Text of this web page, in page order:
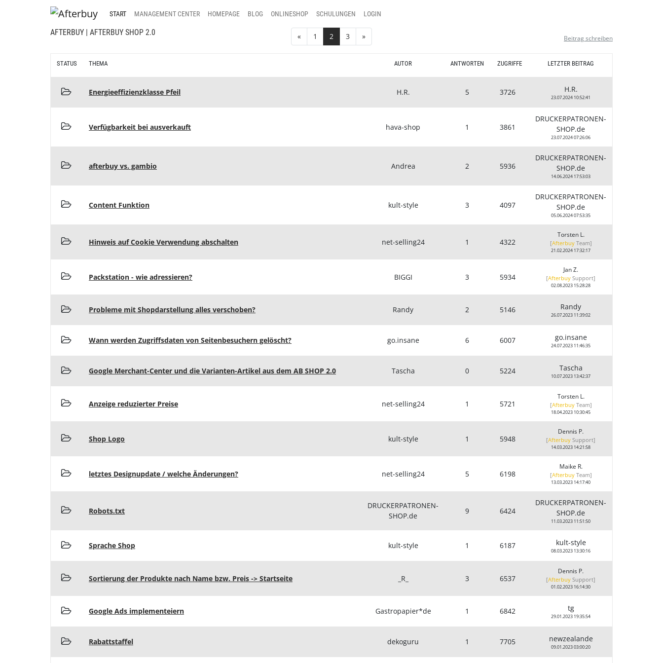
START MANAGEMENT CENTER HOMEPAGE BLOG ONLINESHOP SCHULUNGEN LOGIN
AFTERBUY | AFTERBUY SHOP 2.0 « 1 2 3 » Beitrag schreiben
STATUS THEMA AUTOR ANTWORTEN ZUGRIFFE LETZTER BEITRAG
Energieeffizienzklasse Pfeil H.R. 5 3726 H.R.
23.07.2024 10:52:41
Verfügbarkeit bei ausverkauft hava-shop 1 3861
DRUCKERPATRONEN-
SHOP.de
23.07.2024 07:26:06
afterbuy vs. gambio Andrea 2 5936
DRUCKERPATRONEN-
SHOP.de
14.06.2024 17:53:03
Content Funktion kult-style 3 4097
DRUCKERPATRONEN-
SHOP.de
05.06.2024 07:53:35
Hinweis auf Cookie Verwendung abschalten net-selling24 1 4322
Torsten L.
[Afterbuy Team]
21.02.2024 17:32:17
Packstation - wie adressieren? BIGGI 3 5934
Jan Z.
[Afterbuy Support]
02.08.2023 15:28:28
Probleme mit Shopdarstellung alles verschoben? Randy 2 5146 Randy
26.07.2023 11:39:02
Wann werden Zugriffsdaten von Seitenbesuchern gelöscht? go.insane 6 6007 go.insane
24.07.2023 11:46:35
Google Merchant-Center und die Varianten-Artikel aus dem AB SHOP 2.0 Tascha 0 5224 Tascha
10.07.2023 13:42:37
Anzeige reduzierter Preise net-selling24 1 5721
Torsten L.
[Afterbuy Team]
18.04.2023 10:30:45
Shop Logo kult-style 1 5948
Dennis P.
[Afterbuy Support]
14.03.2023 14:21:58
letztes Designupdate / welche Änderungen? net-selling24 5 6198
Maike R.
[Afterbuy Team]
13.03.2023 14:17:40
Robots.txt
DRUCKERPATRONEN-
SHOP.de
9 6424
DRUCKERPATRONEN-
SHOP.de
11.03.2023 11:51:50
Sprache Shop kult-style 1 6187 kult-style
08.03.2023 13:30:16
Sortierung der Produkte nach Name bzw. Preis -> Startseite _R_ 3 6537
Dennis P.
[Afterbuy Support]
01.02.2023 16:14:30
Google Ads implementeiern Gastropapier*de 1 6842 tg
29.01.2023 19:35:54
Rabattstaffel dekoguru 1 7705 newzealande
09.01.2023 03:00:20